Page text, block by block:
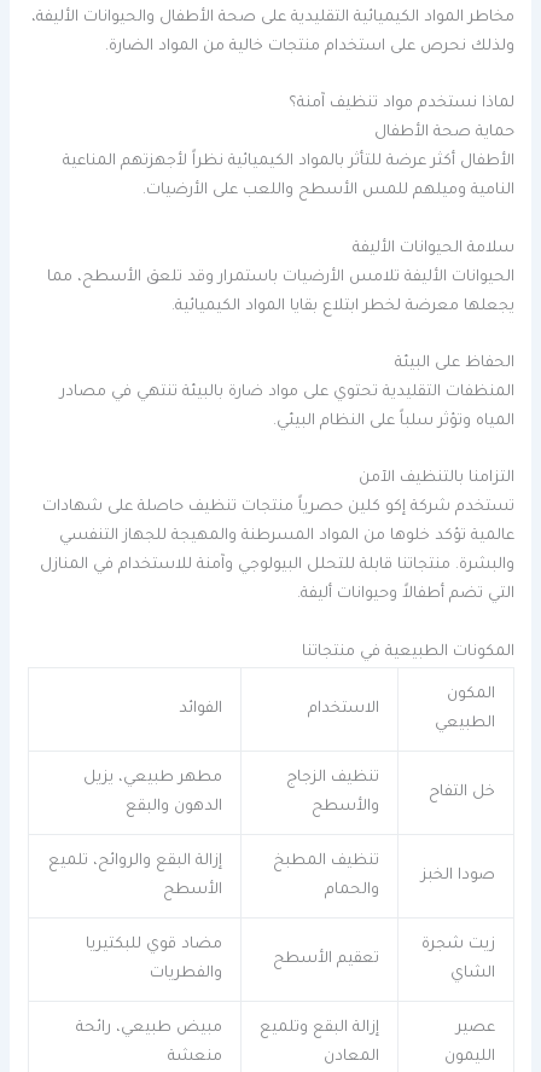
مخاطر المواد الكيميائية التقليدية على صحة الأطفال والحيوانات الأليفة،
ولذلك نحرص على استخدام منتجات خالية من المواد الضارة.
لماذا نستخدم مواد تنظيف آمنة؟
حماية صحة الأطفال
الأطفال أكثر عرضة للتأثر بالمواد الكيميائية نظراً لأجهزتهم المناعية
النامية وميلهم للمس الأسطح واللعب على الأرضيات.
سلامة الحيوانات الأليفة
الحيوانات الأليفة تلامس الأرضيات باستمرار وقد تلعق الأسطح، مما
يجعلها معرضة لخطر ابتلاع بقايا المواد الكيميائية.
الحفاظ على البيئة
المنظفات التقليدية تحتوي على مواد ضارة بالبيئة تنتهي في مصادر
المياه وتؤثر سلباً على النظام البيئي.
التزامنا بالتنظيف الآمن
تستخدم شركة إكو كلين حصرياً منتجات تنظيف حاصلة على شهادات
عالمية تؤكد خلوها من المواد المسرطنة والمهيجة للجهاز التنفسي
والبشرة. منتجاتنا قابلة للتحلل البيولوجي وآمنة للاستخدام في المنازل
التي تضم أطفالاً وحيوانات أليفة.
المكونات الطبيعية في منتجاتنا
المكون
الطبيعي
الاستخدام الفوائد
خل التفاح
تنظيف الزجاج
والأسطح
مطهر طبيعي، يزيل
الدهون والبقع
صودا الخبز
تنظيف المطبخ
والحمام
إزالة البقع والروائح، تلميع
الأسطح
زيت شجرة
الشاي
تعقيم الأسطح
مضاد قوي للبكتيريا
والفطريات
عصير
الليمون
إزالة البقع وتلميع
المعادن
مبيض طبيعي، رائحة
منعشة